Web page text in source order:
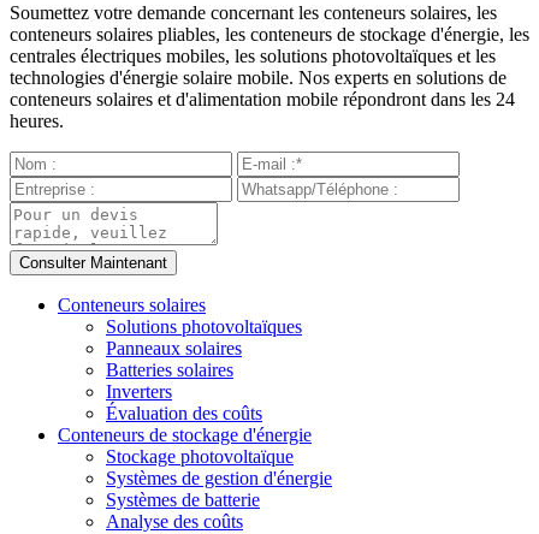
Soumettez votre demande concernant les conteneurs solaires, les
conteneurs solaires pliables, les conteneurs de stockage d'énergie, les
centrales électriques mobiles, les solutions photovoltaïques et les
technologies d'énergie solaire mobile. Nos experts en solutions de
conteneurs solaires et d'alimentation mobile répondront dans les 24
heures.
Conteneurs solaires
Solutions photovoltaïques
Panneaux solaires
Batteries solaires
Inverters
Évaluation des coûts
Conteneurs de stockage d'énergie
Stockage photovoltaïque
Systèmes de gestion d'énergie
Systèmes de batterie
Analyse des coûts